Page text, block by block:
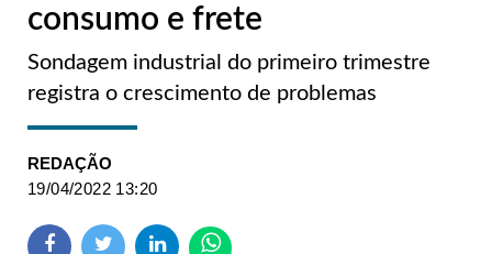
consumo e frete
Sondagem industrial do primeiro trimestre
registra o crescimento de problemas
REDAÇÃO
19/04/2022 13:20